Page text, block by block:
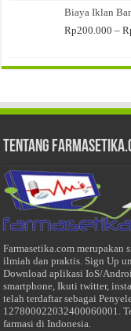
Biaya Iklan
Rp200.000 –
Tentang
Farmasetika.com merupakan
ilmiah dan praktis. Sign Up
Download aplikasi IoS/
smartphone, Ikuti twitter,
telah terdaftar sebagai
127800022032400060001.
farmasi di Indonesia.